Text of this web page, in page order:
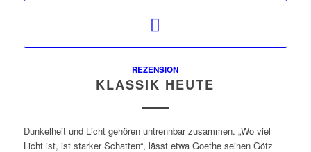
REZENSION
KLASSIK HEUTE
Dunkelheit und Licht gehören untrennbar zusammen. „Wo viel
Licht ist, ist starker Schatten“, lässt etwa Goethe seinen Götz